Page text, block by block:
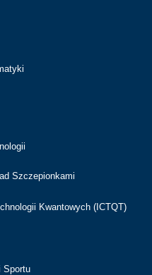
Szczepionkami
Kwantowych (ICTQT)
Sportu